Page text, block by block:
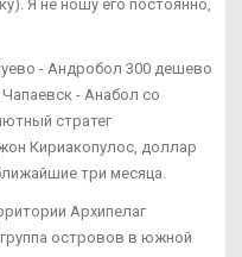
Я не ношу его постоянно,
- Андробол 300 дешево
- Анабол со
стратег
Кириакопулос, доллар
три месяца.
Архипелаг
островов в южной